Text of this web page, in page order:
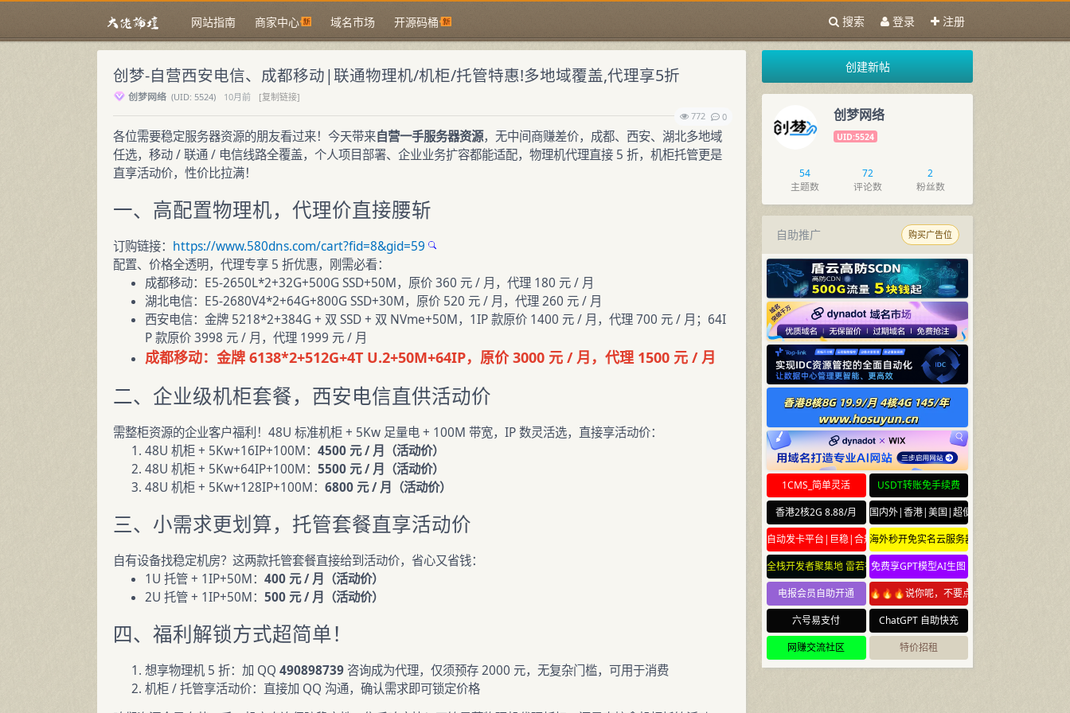
网站指南 商家中心 域名市场 开源码桶 搜索 登录 注册
创梦-自营西安电信、成都移动|联通物理机/机柜/托管特惠!多地域覆盖,代理享5折
创梦网络 (UID: 5524) 10月前
[复制链接]
772
0
各位需要稳定服务器资源的朋友看过来！今天带来自营一手服务器资源，无中间商赚差价，成都、西安、湖北多地域
任选，移动 / 联通 / 电信线路全覆盖，个人项目部署、企业业务扩容都能适配，物理机代理直接 5 折，机柜托管更是
直享活动价，性价比拉满！
一、高配置物理机，代理价直接腰斩
订购链接： https://www.580dns.com/cart?fid=8&gid=59
配置、价格全透明，代理专享 5 折优惠，刚需必看：
成都移动：E5-2650L*2+32G+500G SSD+50M，原价 360 元 / 月，代理 180 元 / 月
湖北电信：E5-2680V4*2+64G+800G SSD+30M，原价 520 元 / 月，代理 260 元 / 月
西安电信：金牌 5218*2+384G + 双 SSD + 双 NVme+50M，1IP 款原价 1400 元 / 月，代理 700 元 / 月；64I
P 款原价 3998 元 / 月，代理 1999 元 / 月
成都移动：金牌 6138*2+512G+4T U.2+50M+64IP，原价 3000 元 / 月，代理 1500 元 / 月
二、企业级机柜套餐，西安电信直供活动价
需整柜资源的企业客户福利！48U 标准机柜 + 5Kw 足量电 + 100M 带宽，IP 数灵活选，直接享活动价：
48U 机柜 + 5Kw+16IP+100M： 4500 元 / 月（活动价）
48U 机柜 + 5Kw+64IP+100M： 5500 元 / 月（活动价）
48U 机柜 + 5Kw+128IP+100M： 6800 元 / 月（活动价）
三、小需求更划算，托管套餐直享活动价
自有设备找稳定机房？这两款托管套餐直接给到活动价，省心又省钱：
1U 托管 + 1IP+50M： 400 元 / 月（活动价）
2U 托管 + 1IP+50M： 500 元 / 月（活动价）
四、福利解锁方式超简单！
想享物理机 5 折：加 QQ 490898739 咨询成为代理，仅须预存 2000 元，无复杂门槛，可用于消费
机柜 / 托管享活动价：直接加 QQ 沟通，确认需求即可锁定价格
创建新帖
创梦网络
UID:5524
54
主题数
72
评论数
2
粉丝数
自助推广 购买广告位
1CMS_简单灵活
USDT转账免手续费
香港2核2G 8.88/月
国内外|香港|美国|超便宜云服务器
自动发卡平台|巨稳|合规海外秒开免实名云服务器
全栈开发者聚集地 雷若社区 leiruo.com
免费享GPT模型AI生图
电报会员自助开通
🔥🔥🔥说你呢，不要点🔥🔥🔥
六号易支付
ChatGPT 自助快充
网赚交流社区
特价招租